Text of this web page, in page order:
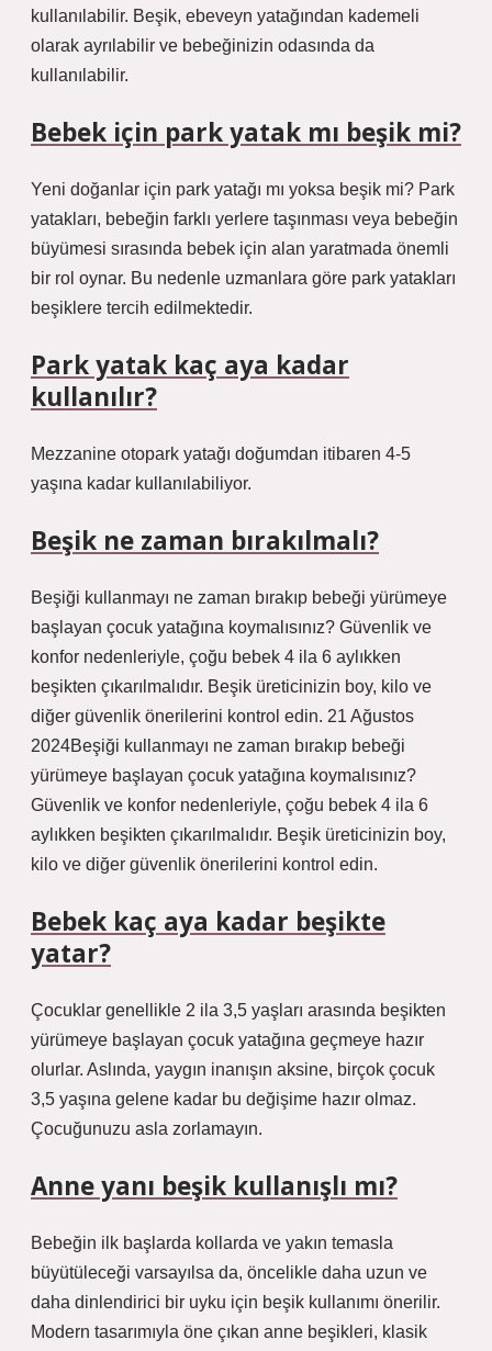
kullanılabilir. Beşik, ebeveyn yatağından kademeli
olarak ayrılabilir ve bebeğinizin odasında da
kullanılabilir.
Bebek için park yatak mı beşik mi?
Yeni doğanlar için park yatağı mı yoksa beşik mi? Park
yatakları, bebeğin farklı yerlere taşınması veya bebeğin
büyümesi sırasında bebek için alan yaratmada önemli
bir rol oynar. Bu nedenle uzmanlara göre park yatakları
beşiklere tercih edilmektedir.
Park yatak kaç aya kadar
kullanılır?
Mezzanine otopark yatağı doğumdan itibaren 4-5
yaşına kadar kullanılabiliyor.
Beşik ne zaman bırakılmalı?
Beşiği kullanmayı ne zaman bırakıp bebeği yürümeye
başlayan çocuk yatağına koymalısınız? Güvenlik ve
konfor nedenleriyle, çoğu bebek 4 ila 6 aylıkken
beşikten çıkarılmalıdır. Beşik üreticinizin boy, kilo ve
diğer güvenlik önerilerini kontrol edin. 21 Ağustos
2024Beşiği kullanmayı ne zaman bırakıp bebeği
yürümeye başlayan çocuk yatağına koymalısınız?
Güvenlik ve konfor nedenleriyle, çoğu bebek 4 ila 6
aylıkken beşikten çıkarılmalıdır. Beşik üreticinizin boy,
kilo ve diğer güvenlik önerilerini kontrol edin.
Bebek kaç aya kadar beşikte
yatar?
Çocuklar genellikle 2 ila 3,5 yaşları arasında beşikten
yürümeye başlayan çocuk yatağına geçmeye hazır
olurlar. Aslında, yaygın inanışın aksine, birçok çocuk
3,5 yaşına gelene kadar bu değişime hazır olmaz.
Çocuğunuzu asla zorlamayın.
Anne yanı beşik kullanışlı mı?
Bebeğin ilk başlarda kollarda ve yakın temasla
büyütüleceği varsayılsa da, öncelikle daha uzun ve
daha dinlendirici bir uyku için beşik kullanımı önerilir.
Modern tasarımıyla öne çıkan anne beşikleri, klasik